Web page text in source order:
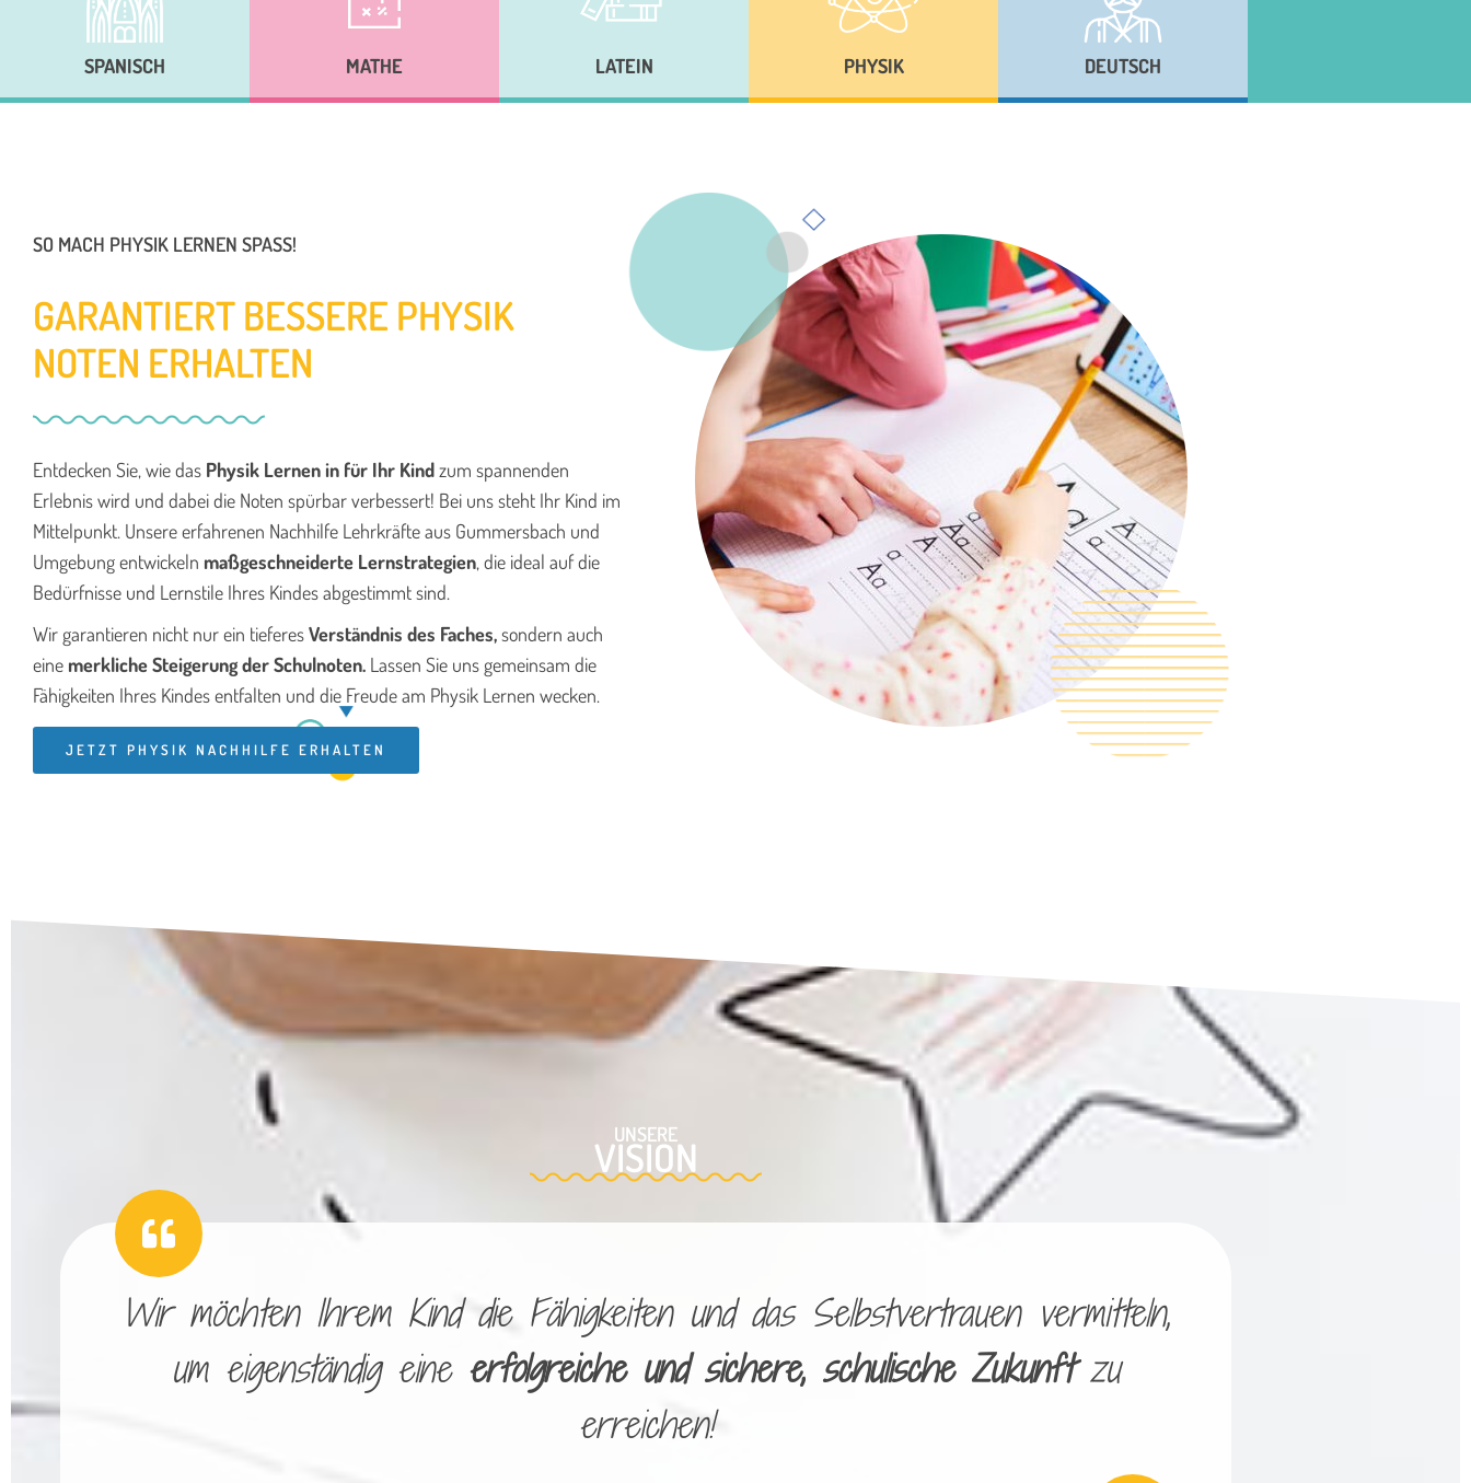
SPANISCH MATHE LATEIN PHYSIK DEUTSCH
SO MACH PHYSIK LERNEN SPASS!
GARANTIERT BESSERE PHYSIK
NOTEN ERHALTEN
Entdecken Sie, wie das Physik Lernen in für Ihr Kindzum spannenden
Erlebnis wird und dabei die Noten spürbar verbessert! Bei uns steht Ihr Kind im
Mittelpunkt. Unsere erfahrenen Nachhilfe Lehrkräfte aus Gummersbach und
Umgebung entwickeln maßgeschneiderte Lernstrategien, die ideal auf die
Bedürfnisse und Lernstile Ihres Kindes abgestimmt sind.
Wir garantieren nicht nur ein tieferesVerständnis des Faches,sondern auch
eine merkliche Steigerung der Schulnoten. Lassen Sie uns gemeinsam die
Fähigkeiten Ihres Kindes entfalten und die Freude am Physik Lernen wecken.
JETZT PHYSIK NACHHILFE ERHALTEN
UNSERE
VISION
Wir möchten Ihrem Kind die Fähigkeiten und das Selbstvertrauen vermitteln,
um eigenständig eine erfolgreiche und sichere, schulische Zukunftzu
erreichen!